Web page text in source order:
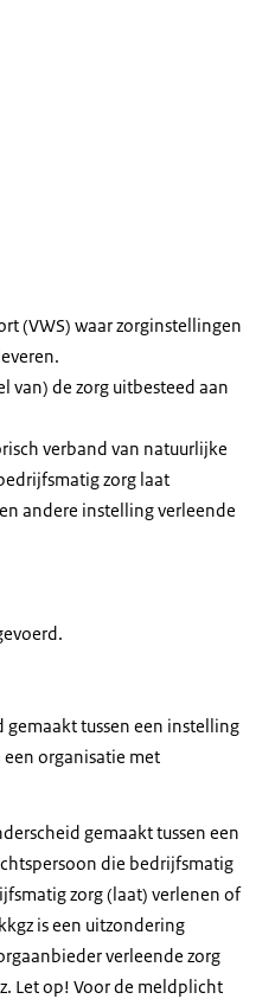
(VWS) waar zorginstellingen
van) de zorg uitbesteed aan
verband van natuurlijke
zorg laat
andere instelling verleende
tussen een instelling
organisatie met
gemaakt tussen een
die bedrijfsmatig
zorg (laat) verlenen of
is een uitzondering
verleende zorg
Let op! Voor de meldplicht